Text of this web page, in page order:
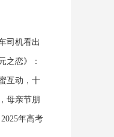
司机看出
之恋》：
互动，十
母亲节朋
年高考